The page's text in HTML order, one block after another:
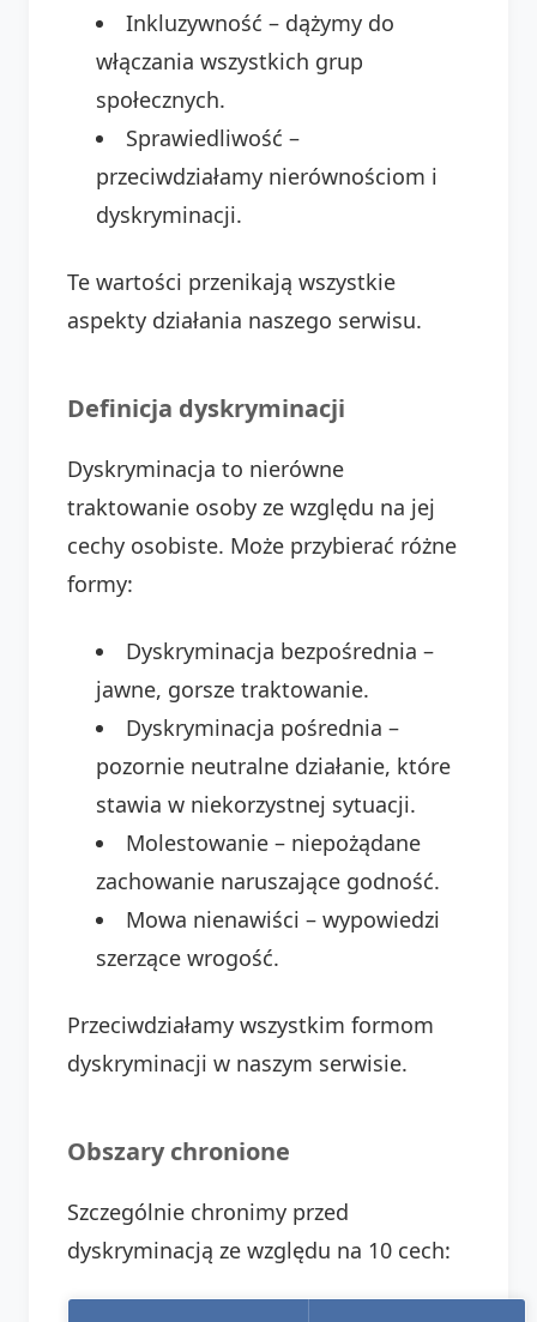
Inkluzywność – dążymy do
włączania wszystkich grup
społecznych.
Sprawiedliwość –
przeciwdziałamy nierównościom i
dyskryminacji.
Te wartości przenikają wszystkie
aspekty działania naszego serwisu.
Definicja dyskryminacji
Dyskryminacja to nierówne
traktowanie osoby ze względu na jej
cechy osobiste. Może przybierać różne
formy:
Dyskryminacja bezpośrednia –
jawne, gorsze traktowanie.
Dyskryminacja pośrednia –
pozornie neutralne działanie, które
stawia w niekorzystnej sytuacji.
Molestowanie – niepożądane
zachowanie naruszające godność.
Mowa nienawiści – wypowiedzi
szerzące wrogość.
Przeciwdziałamy wszystkim formom
dyskryminacji w naszym serwisie.
Obszary chronione
Szczególnie chronimy przed
dyskryminacją ze względu na 10 cech: